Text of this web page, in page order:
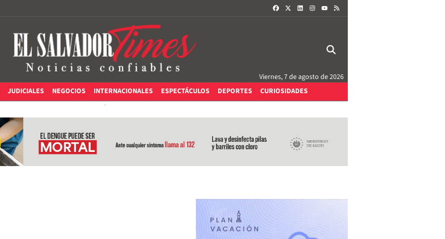
FACEBOOKLINKEDININSTAGRAM
Viernes, 7 de agosto de 2026
JUDICIALES NEGOCIOS INTERNACIONALES ESPECTÁCULOS DEPORTES CURIOSIDADES